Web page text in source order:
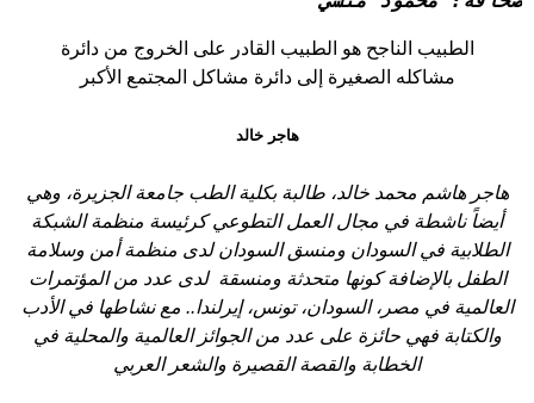
الطبيب الناجح هو الطبيب القادر على الخروج من دائرة
مشاكله الصغيرة إلى دائرة مشاكل المجتمع الأكبر
هاجر خالد
هاجر هاشم محمد خالد، طالبة بكلية الطب جامعة الجزيرة، وهي
أيضاً ناشطة في مجال العمل التطوعي كرئيسة منظمة الشبكة
الطلابية في السودان ومنسق السودان لدى منظمة أمن وسلامة
الطفل بالإضافة كونها متحدثة ومنسقة لدى عدد من المؤتمرات
العالمية في مصر، السودان، تونس، إيرلندا.. مع نشاطها في الأدب
والكتابة فهي حائزة على عدد من الجوائز العالمية والمحلية في
الخطابة والقصة القصيرة والشعر العربي